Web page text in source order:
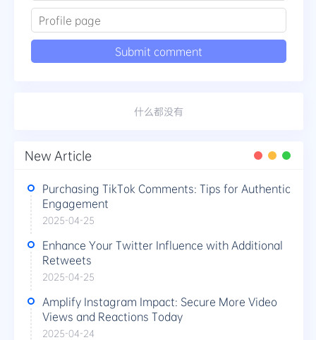
什么都没有
New Article
Purchasing TikTok Comments: Tips for Authentic
Engagement
2025-04-25
Enhance Your Twitter Influence with Additional
Retweets
2025-04-25
Amplify Instagram Impact: Secure More Video
Views and Reactions Today
2025-04-24